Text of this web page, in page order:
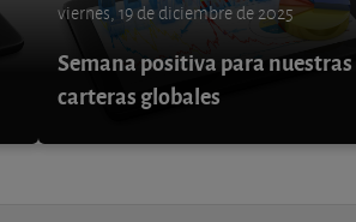
viernes, 19 de diciembre de 2025
Semana positiva para nuestras
carteras globales